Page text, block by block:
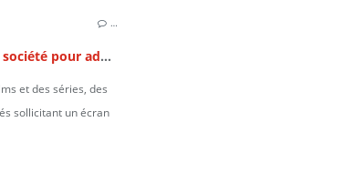
…
Les meilleurs jeux de société pour adultes du moment
et des séries, des
sollicitant un écran